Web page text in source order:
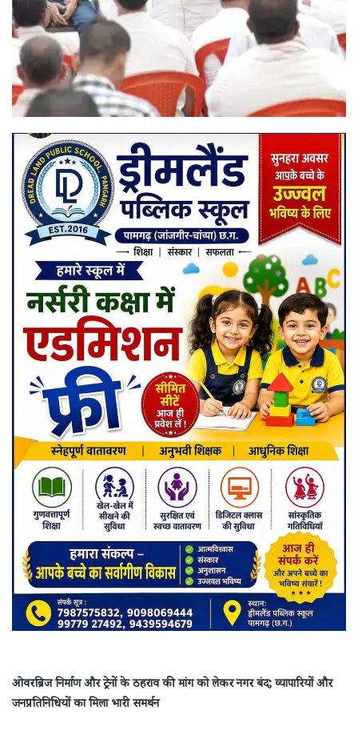
ओवरब्रिज निर्माण और ट्रेनों के ठहराव की मांग को लेकर नगर बंद; व्यापारियों और
जनप्रतिनिधियों का मिला भारी समर्थन